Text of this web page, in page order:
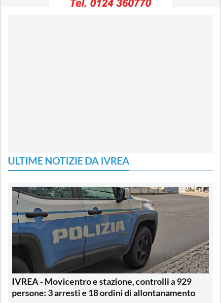
ULTIME NOTIZIE DA IVREA
IVREA - Movicentro e stazione, controlli a 929
persone: 3 arresti e 18 ordini di allontanamento